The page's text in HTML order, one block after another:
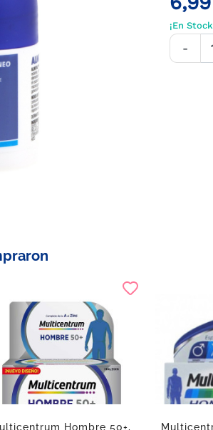
¡En
-
Hombre 50+,